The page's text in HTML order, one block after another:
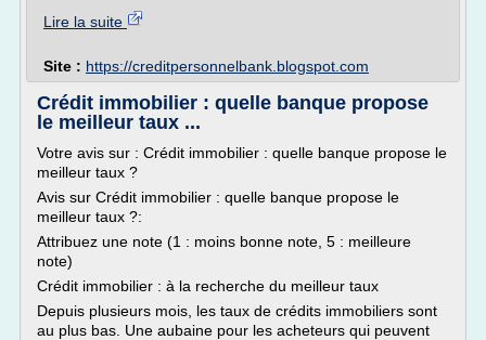
Lire la suite
Site : https://creditpersonnelbank.blogspot.com
Crédit immobilier : quelle banque propose
le meilleur taux ...
Votre avis sur : Crédit immobilier : quelle banque propose le
meilleur taux ?
Avis sur Crédit immobilier : quelle banque propose le
meilleur taux ?:
Attribuez une note (1 : moins bonne note, 5 : meilleure
note)
Crédit immobilier : à la recherche du meilleur taux
Depuis plusieurs mois, les taux de crédits immobiliers sont
au plus bas. Une aubaine pour les acheteurs qui peuvent